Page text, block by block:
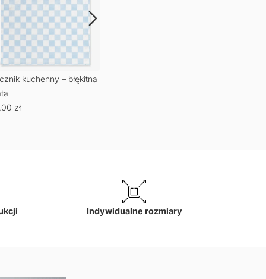
kuchenny – błękitna
zł
Indywidualne rozmiary